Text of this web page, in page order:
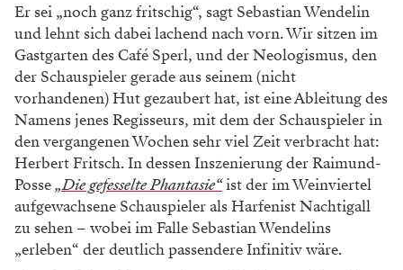
Er sei „noch ganz fritschig“, sagt Sebastian Wendelin
und lehnt sich dabei lachend nach vorn. Wir sitzen im
Gastgarten des Café Sperl, und der Neologismus, den
der Schauspieler gerade aus seinem (nicht
vorhandenen) Hut gezaubert hat, ist eine Ableitung des
Namens jenes Regisseurs, mit dem der Schauspieler in
den vergangenen Wochen sehr viel Zeit verbracht hat:
Herbert Fritsch. In dessen Inszenierung der Raimund-
Posse„Die gefesselte Phantasie“ist der im Weinviertel
aufgewachsene Schauspieler als Harfenist Nachtigall
zu sehen – wobei im Falle Sebastian Wendelins
„erleben“ der deutlich passendere Infinitiv wäre.